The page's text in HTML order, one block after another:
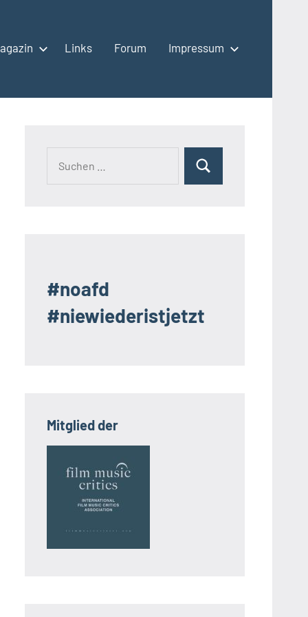
Links Forum Impressum
Suchen
#noafd
#niewiederistjetzt
Mitglied der